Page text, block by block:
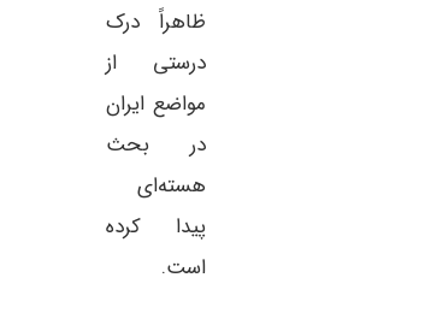
ظاهراً درک
درستی از
مواضع ایران
در بحث
هسته‌ای
پیدا کرده
است.